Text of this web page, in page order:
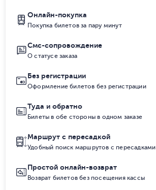
Онлайн-покупка
Покупка билетов за пару минут
Смс-сопровождение
О статусе заказа
Без регистрации
Оформление билетов без регистрации
Туда и обратно
Билеты в обе стороны в одном заказе
Маршрут с пересадкой
Удобный поиск маршрутов с пересадками
Простой онлайн-возврат
Возврат билетов без посещения кассы